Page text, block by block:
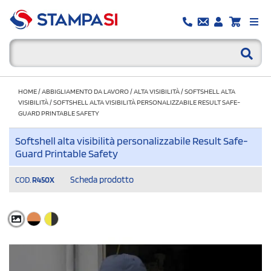
HOME/ABBIGLIAMENTO DA LAVORO/ALTA VISIBILITÀ/SOFTSHELL ALTA
VISIBILITÀ/SOFTSHELL ALTA VISIBILITÀ PERSONALIZZABILE RESULT SAFE-
GUARD PRINTABLE SAFETY
Softshell alta visibilità personalizzabile Result Safe-
Guard Printable Safety
COD. R450X Scheda prodotto